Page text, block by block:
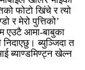
फोटो खिंचे र त्यो
र मेरो पुत्तिको’
एउटै आमा-बाबुका
ब्युञ्जिदा त
ब्याण्डमिण्ट्न खेल्न